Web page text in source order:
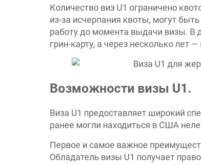
Количество виз U1 ограничено
из-за исчерпания квоты, могут
работу до момента выдачи визы. В
грин-карту, а через несколько лет
Возможности визы U1.
Виза U1 предоставляет широкий
ранее могли находиться в США
Первое и самое важное
Обладатель визы U1 получает